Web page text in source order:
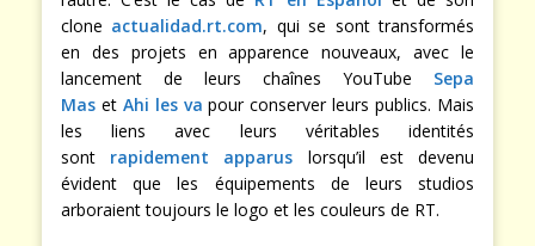
clone actualidad.rt.com, qui se sont transformés
en des projets en apparence nouveaux, avec le
lancement de leurs chaînes YouTube Sepa
Mas et Ahi les va pour conserver leurs publics. Mais
les liens avec leurs véritables identités
sont rapidement apparus lorsqu’il est devenu
évident que les équipements de leurs studios
arboraient toujours le logo et les couleurs de RT.